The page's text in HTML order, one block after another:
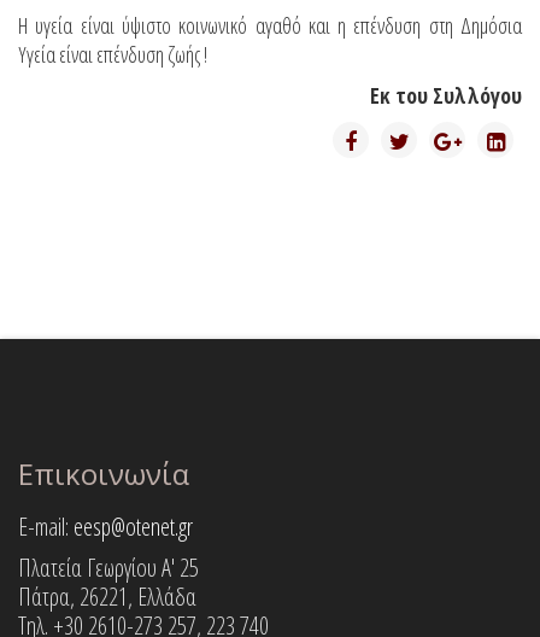
Η υγεία είναι ύψιστο κοινωνικό αγαθό και η επένδυση στη Δημόσια
Υγεία είναι επένδυση ζωής !
Εκ του Συλλόγου
Επικοινωνία
E-mail: eesp@otenet.gr
Πλατεία Γεωργίου Α' 25
Πάτρα, 26221, Ελλάδα
Τηλ. +30 2610-273 257, 223 740